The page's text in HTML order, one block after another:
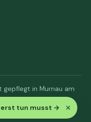
tun musst → ×
gepflegt in Murnau am